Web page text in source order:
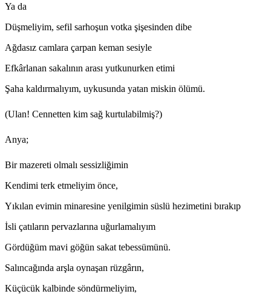
Ya da
Düşmeliyim, sefil sarhoşun votka şişesinden dibe
Ağdasız camlara çarpan keman sesiyle
Efkârlanan sakalının arası yutkunurken etimi
Şaha kaldırmalıyım, uykusunda yatan miskin ölümü.
(Ulan! Cennetten kim sağ kurtulabilmiş?)
Anya;
Bir mazereti olmalı sessizliğimin
Kendimi terk etmeliyim önce,
Yıkılan evimin minaresine yenilgimin süslü hezimetini bırakıp
İsli çatıların pervazlarına uğurlamalıyım
Gördüğüm mavi göğün sakat tebessümünü.
Salıncağında arşla oynaşan rüzgârın,
Küçücük kalbinde söndürmeliyim,